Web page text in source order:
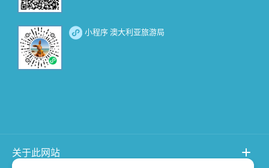
小程序 澳大利亚旅游局
关于此网站